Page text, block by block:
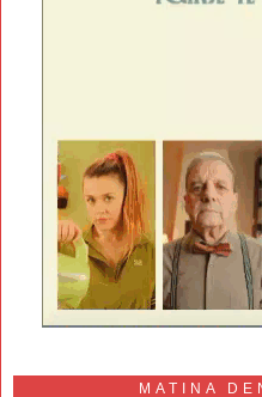
MATINA